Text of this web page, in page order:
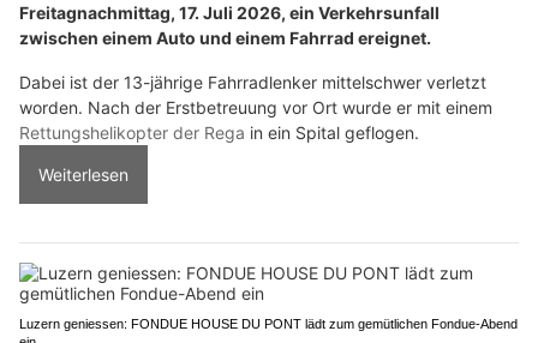
Freitagnachmittag, 17. Juli 2026, ein Verkehrsunfall
zwischen einem Auto und einem Fahrrad ereignet.
Dabei ist der 13-jährige Fahrradlenker mittelschwer verletzt
worden. Nach der Erstbetreuung vor Ort wurde er mit einem
Rettungshelikopter der Rega in ein Spital geflogen.
Weiterlesen
Luzern geniessen: FONDUE HOUSE DU PONT lädt zum gemütlichen Fondue-Abend